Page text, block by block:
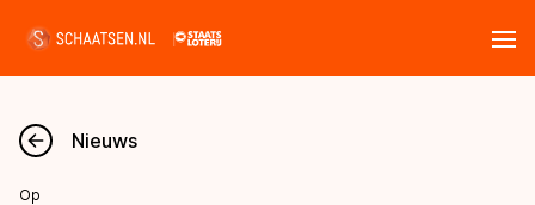
Nieuws
Nieuws
Op